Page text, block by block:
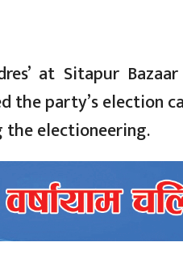
at Sitapur
the party’s election
electioneering.